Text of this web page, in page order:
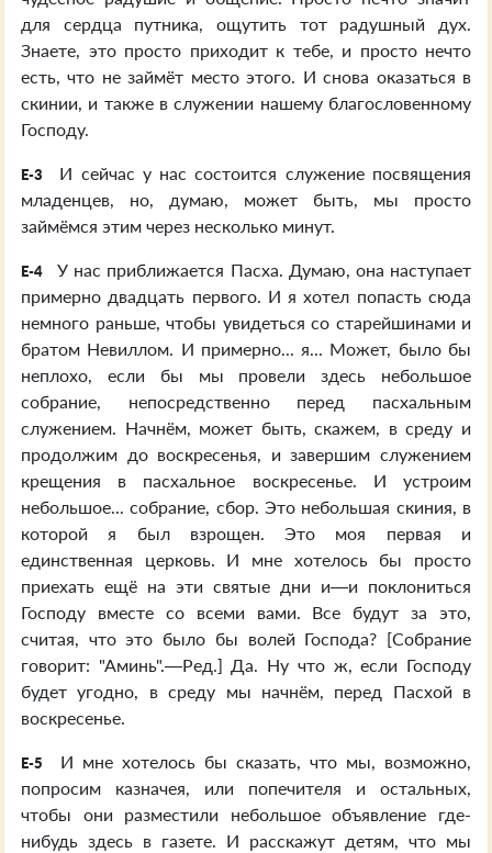
для сердца путника, ощутить тот радушный дух.
Знаете, это просто приходит к тебе, и просто нечто
есть, что не займёт место этого. И снова оказаться в
скинии, и также в служении нашему благословенному
Господу.
E-3
И сейчас у нас состоится служение посвящения
младенцев, но, думаю, может быть, мы просто
займёмся этим через несколько минут.
E-4
У нас приближается Пасха. Думаю, она наступает
примерно двадцать первого. И я хотел попасть сюда
немного раньше, чтобы увидеться со старейшинами и
братом Невиллом. И примерно... я... Может, было бы
неплохо, если бы мы провели здесь небольшое
собрание, непосредственно перед пасхальным
служением. Начнём, может быть, скажем, в среду и
продолжим до воскресенья, и завершим служением
крещения в пасхальное воскресенье. И устроим
небольшое... собрание, сбор. Это небольшая скиния, в
которой я был взрощен. Это моя первая и
единственная церковь. И мне хотелось бы просто
приехать ещё на эти святые дни и—и поклониться
Господу вместе со всеми вами. Все будут за это,
считая, что это было бы волей Господа? [Собрание
говорит: "Аминь".—Ред.] Да. Ну что ж, если Господу
будет угодно, в среду мы начнём, перед Пасхой в
воскресенье.
E-5
И мне хотелось бы сказать, что мы, возможно,
попросим казначея, или попечителя и остальных,
чтобы они разместили небольшое объявление где-
нибудь здесь в газете. И расскажут детям, что мы